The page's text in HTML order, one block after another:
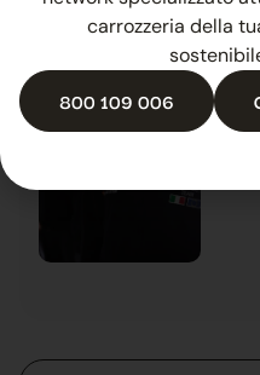
28
carrozzeria della
800 109 006